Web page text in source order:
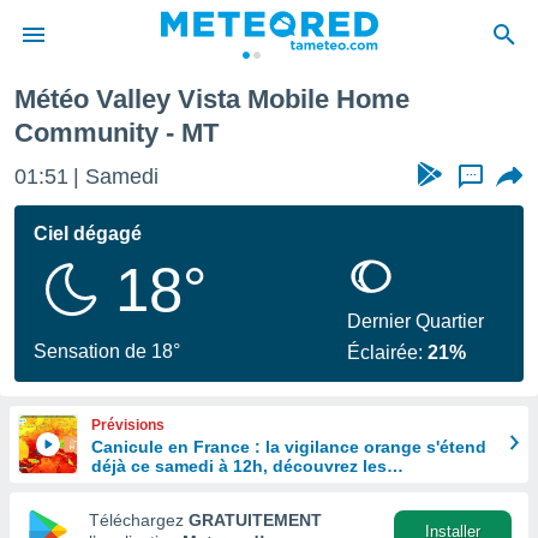
de
a
par
en
Météo Valley Vista Mobile Home
Community - MT
01:51 Samedi ...
Ciel dégagé
18°
Sensation de 18°
Dernier Quartier
Éclairée:21%
Prévisions
Canicule en France : la vigilance orange s'étend
déjà ce samedi à 12h, découvrez les
Téléchargez GRATUITEMENT
Installer